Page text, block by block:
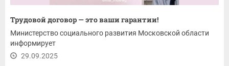
Трудовой договор — это ваши гарантии!
Министерство социального развития Московской области
информирует
29.09.2025